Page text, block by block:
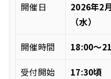
開催日
2026年2
（水）
開催時間 18:00〜
受付開始 17:30頃